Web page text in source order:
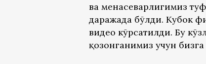
ва меҳнасеварлигимиз
даражада бўлди. Кубок
видео кўрсатилди. Бу
қозонганимиз учун